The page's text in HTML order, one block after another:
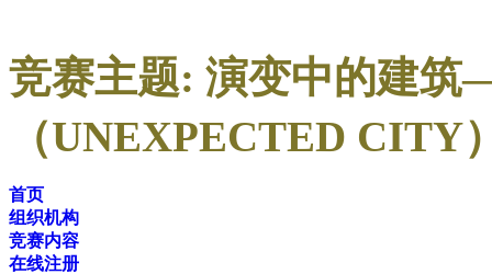
竞赛主题: 演变中的建
（UNEXPECTED CITY
首页
组织机构
竞赛内容
在线注册